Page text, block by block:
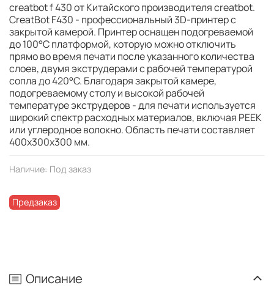
Наличие: Под заказ
Предзаказ
creatbot f 430 от Китайского производителя creatbot.
CreatBot F430 - профессиональный 3D-принтер с
закрытой камерой. Принтер оснащен подогреваемой
до 100°C платформой, которую можно отключить
прямо во время печати после указанного количества
слоев, двумя экструдерами с рабочей температурой
сопла до 420°C. Благодаря закрытой камере,
подогреваемому столу и высокой рабочей
температуре экструдеров - для печати используется
широкий спектр расходных материалов, включая PEEK
или углеродное волокно. Область печати составляет
400x300x300 мм.
Описание